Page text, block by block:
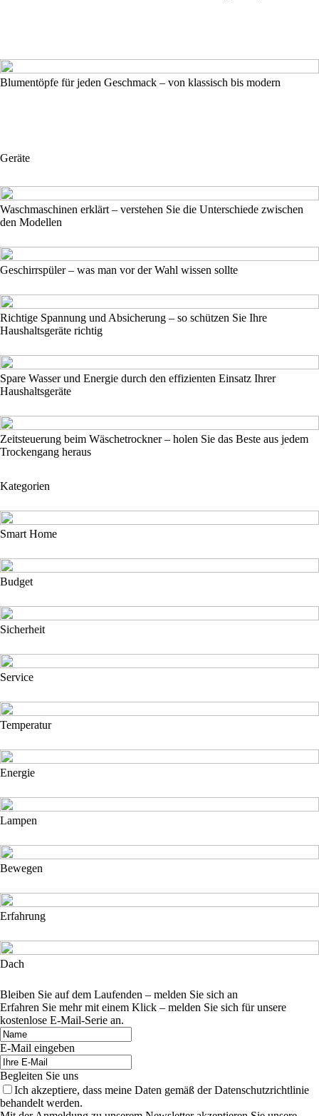
Blumentöpfe für jeden Geschmack – von klassisch bis modern
Geräte
Waschmaschinen erklärt – verstehen Sie die Unterschiede zwischen
den Modellen
Geschirrspüler – was man vor der Wahl wissen sollte
Richtige Spannung und Absicherung – so schützen Sie Ihre
Haushaltsgeräte richtig
Spare Wasser und Energie durch den effizienten Einsatz Ihrer
Haushaltsgeräte
Zeitsteuerung beim Wäschetrockner – holen Sie das Beste aus jedem
Trockengang heraus
Kategorien
Smart Home
Budget
Sicherheit
Service
Temperatur
Energie
Lampen
Bewegen
Erfahrung
Dach
Bleiben Sie auf dem Laufenden – melden Sie sich an
Erfahren Sie mehr mit einem Klick – melden Sie sich für unsere
kostenlose E-Mail-Serie an.
E-Mail eingeben
Begleiten Sie uns
Ich akzeptiere, dass meine Daten gemäß der Datenschutzrichtlinie
behandelt werden.